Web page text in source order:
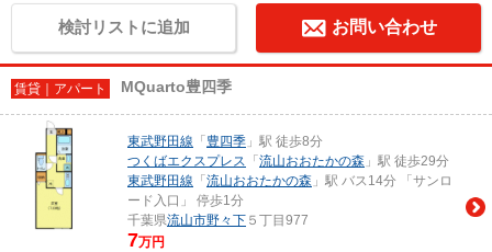
検討リストに追加 お問い合わせ
賃貸｜アパート MQuarto豊四季
東武野田線 「 豊四季 」駅 徒歩8分
つくばエクスプレス 「 流山おおたかの森 」駅 徒歩29分
東武野田線 「 流山おおたかの森 」駅 バス14分 「サンロ
ード入口」 停歩1分
千葉県流山市野々下 ５丁目977
7万円